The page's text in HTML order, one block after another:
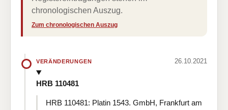
chronologischen Auszug.
Zum chronologischen Auszug
VERÄNDERUNGEN 26.10.2021
HRB 110481
HRB 110481: Platin 1543. GmbH, Frankfurt am